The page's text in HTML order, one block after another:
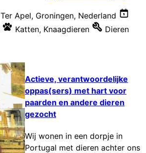
Ter Apel, Groningen, Nederland
Katten, Knaagdieren
Dieren
Actieve, verantwoordelijke
oppas(sers) met hart voor
paarden en andere dieren
gezocht
Wij wonen in een dorpje in
Portugal met dieren achter ons